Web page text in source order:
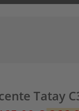
Tatay